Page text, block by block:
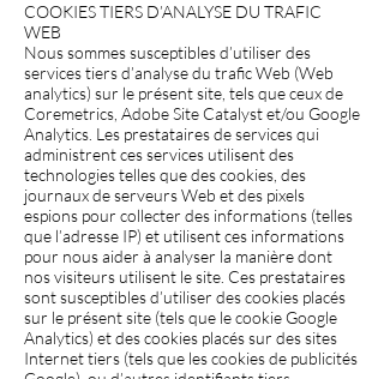
COOKIES TIERS D’ANALYSE DU TRAFIC
WEB
Nous sommes susceptibles d’utiliser des
services tiers d’analyse du trafic Web (Web
analytics) sur le présent site, tels que ceux de
Coremetrics, Adobe Site Catalyst et/ou Google
Analytics. Les prestataires de services qui
administrent ces services utilisent des
technologies telles que des cookies, des
journaux de serveurs Web et des pixels
espions pour collecter des informations (telles
que l’adresse IP) et utilisent ces informations
pour nous aider à analyser la manière dont
nos visiteurs utilisent le site. Ces prestataires
sont susceptibles d’utiliser des cookies placés
sur le présent site (tels que le cookie Google
Analytics) et des cookies placés sur des sites
Internet tiers (tels que les cookies de publicités